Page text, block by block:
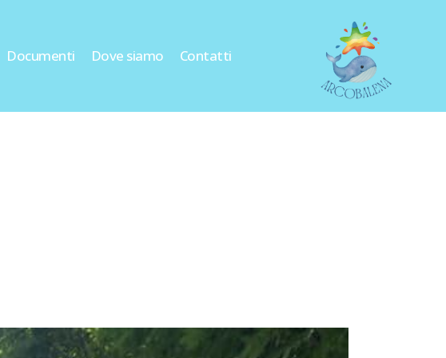
Documenti Dove siamo Contatti